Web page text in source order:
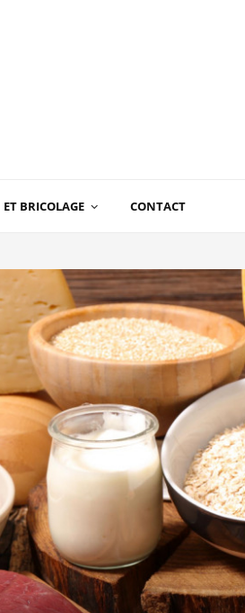
BRICOLAGE CONTACT